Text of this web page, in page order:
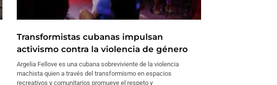
Transformistas cubanas impulsan
activismo contra la violencia de género
Argelia Fellove es una cubana sobreviviente de la violencia
machista quien a través del transformismo en espacios
recreativos y comunitarios promueve el respeto y